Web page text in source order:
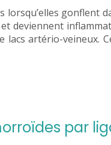
gonflent
deviennent
lacs artério-veineux.
par